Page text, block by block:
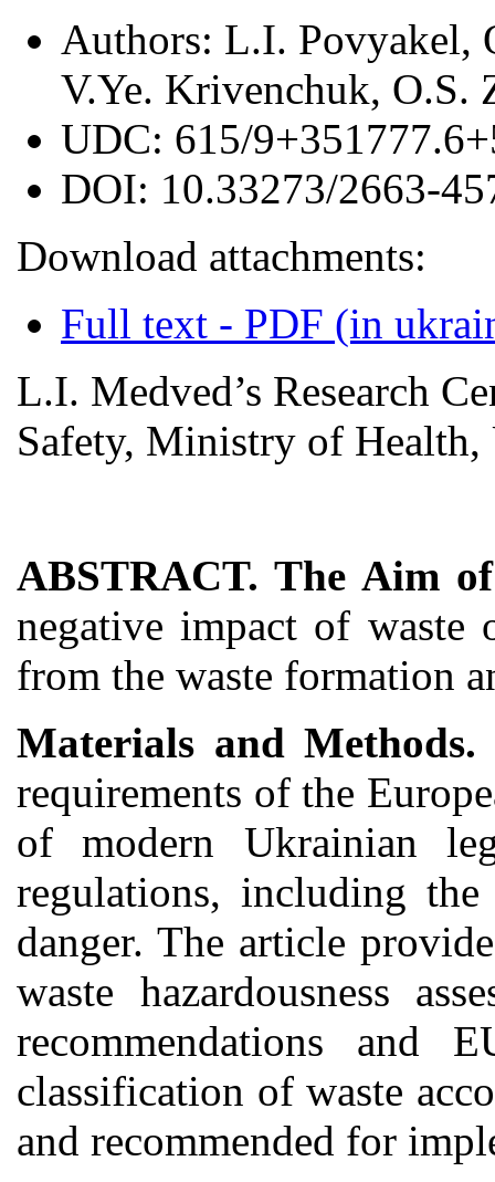
Authors: L.I. Povyakel,
V.Ye. Krivenchuk, O.S.
UDC: 615/
DOI: 10.33273/2663-
Download attachments:
Full text - PDF (in
L.I. Medved’s Research
Safety, Ministry of
ABSTRACT. The Aim
negative impact of waste
from the waste formation
Materials and Methods.
requirements of the
of modern Ukrainian
regulations, including
danger. The article
waste hazardousness
recommendations and
classification of waste
and recommended for